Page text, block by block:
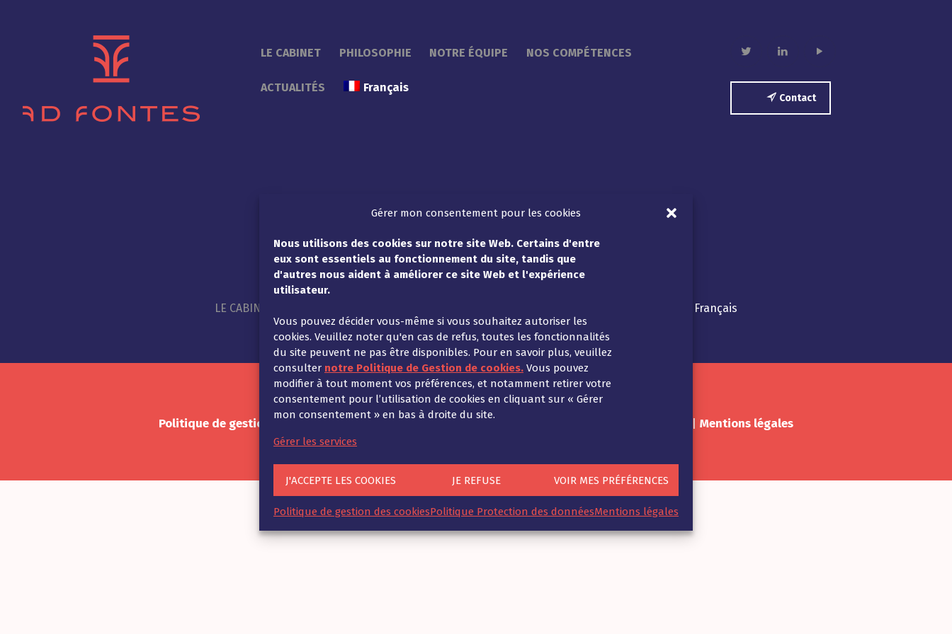
Gérer mon consentement pour les cookies
Nous utilisons des cookies sur notre site Web. Certains d'entre
eux sont essentiels au fonctionnement du site, tandis que
d'autres nous aident à améliorer ce site Web et l'expérience
utilisateur.
Vous pouvez décider vous-même si vous souhaitez autoriser les
cookies. Veuillez noter qu'en cas de refus, toutes les fonctionnalités
du site peuvent ne pas être disponibles. Pour en savoir plus, veuillez
consulter notre Politique de Gestion de cookies. Vous pouvez
modifier à tout moment vos préférences, et notamment retirer votre
consentement pour l’utilisation de cookies en cliquant sur « Gérer
mon consentement » en bas à droite du site.
Gérer les services
J'ACCEPTE LES COOKIES JE REFUSE VOIR MES PRÉFÉRENCES
Politique de gestion des cookiesPolitique Protection des donnéesMentions légales
LE CABINET PHILOSOPHIE NOTRE ÉQUIPE NOS COMPÉTENCES
ACTUALITÉS Français
twitter linkedinplay
Contact
LE CABINET Français
© 2021-2025 - Ad Fontes. All rights reserved.
Politique de gestion des cookies
Mentions légales